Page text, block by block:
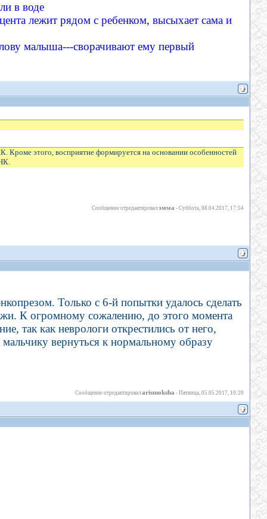
в воде
лежит рядом с ребенком, высыхает сама и
малыша---сворачивают ему первый
этого, восприятие формируется на основании особенностей
Сообщение отредактировалэмма -Суббота, 08.04.2017, 17:54
Только с 6-й попытки удалось сделать
К огромному сожалению, до этого момента
так как неврологи открестились от него,
вернуться к нормальному образу
Сообщение отредактировалarismoksha -Пятница, 05.05.2017, 10:20